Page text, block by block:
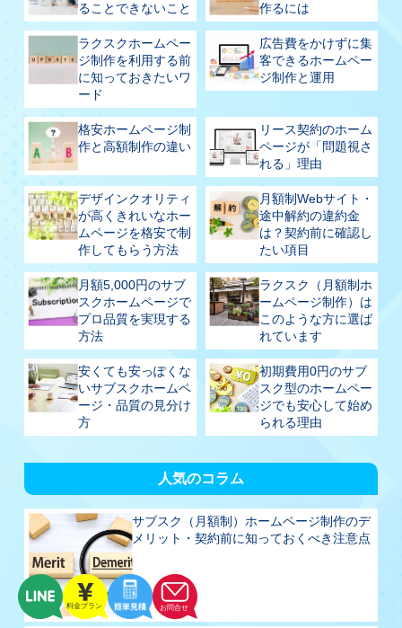
ることできないこと
作るには
ラクスクホームペー
ジ制作を利用する前
に知っておきたいワ
ード
広告費をかけずに集
客できるホームペー
ジ制作と運用
格安ホームページ制
作と高額制作の違い
リース契約のホーム
ページが「問題視さ
れる」理由
デザインクオリティ
が高くきれいなホー
ムページを格安で制
作してもらう方法
月額制Webサイト・
途中解約の違約金
は？契約前に確認し
たい項目
月額5,000円のサブ
スクホームページで
プロ品質を実現する
方法
ラクスク（月額制ホ
ームページ制作）は
このような方に選ば
れています
安くても安っぽくな
いサブスクホームペ
ージ・品質の見分け
方
初期費用0円のサブ
スク型のホームペー
ジでも安心して始め
られる理由
人気のコラム
サブスク（月額制）ホームページ制作のデ
メリット・契約前に知っておくべき注意点